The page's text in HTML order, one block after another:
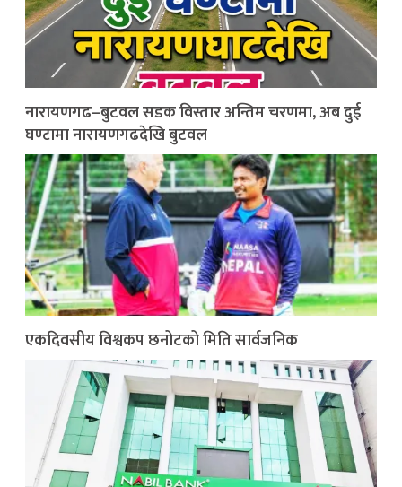
नारायणगढ–बुटवल सडक विस्तार अन्तिम चरणमा, अब दुई
घण्टामा नारायणगढदेखि बुटवल
एकदिवसीय विश्वकप छनोटको मिति सार्वजनिक